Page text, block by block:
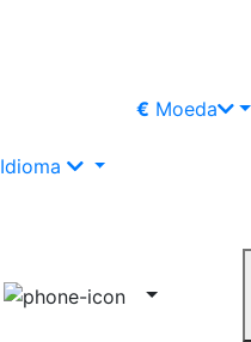
Idioma
€ Moeda